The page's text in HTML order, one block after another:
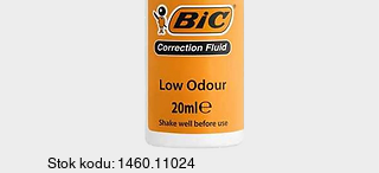
Stok kodu: 1460.11024